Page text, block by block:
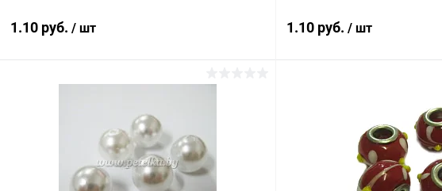
1.10 руб. / шт
Сравнение
Под заказ
1.10 руб. / шт
Купить в 1 клик
В избранное